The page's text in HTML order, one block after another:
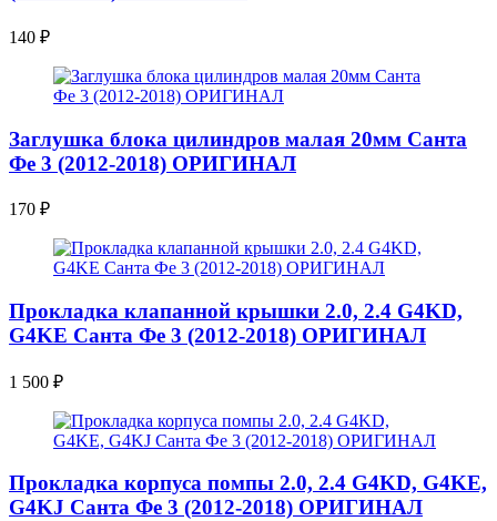
140 ₽
Заглушка блока цилиндров малая 20мм Санта
Фе 3 (2012-2018) ОРИГИНАЛ
170 ₽
Прокладка клапанной крышки 2.0, 2.4 G4KD,
G4KE Санта Фе 3 (2012-2018) ОРИГИНАЛ
1 500 ₽
Прокладка корпуса помпы 2.0, 2.4 G4KD, G4KE,
G4KJ Санта Фе 3 (2012-2018) ОРИГИНАЛ